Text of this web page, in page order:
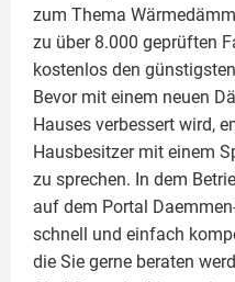
zum Thema
zu über 8.000 geprüften
kostenlos den
Bevor mit einem neuen
Hauses verbessert wird,
Hausbesitzer mit einem
zu sprechen. In dem
auf dem Portal
schnell und einfach
die Sie gerne beraten